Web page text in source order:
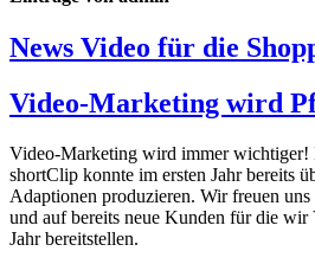
News Video für die
Video-Marketing wird
Video-Marketing wird immer wichtiger!
shortClip konnte im ersten Jahr bereits
Adaptionen produzieren. Wir freuen uns
und auf bereits neue Kunden für die wir
Jahr bereitstellen.